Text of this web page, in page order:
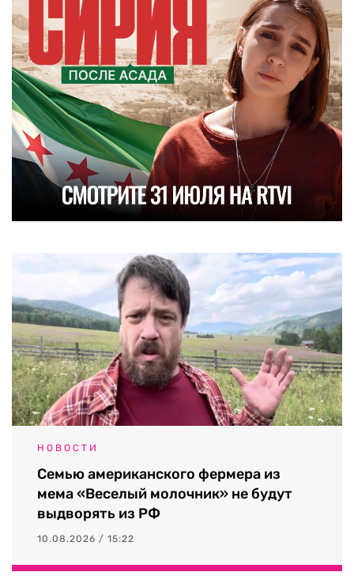
НОВОСТИ
Семью американского фермера из
мема «Веселый молочник» не будут
выдворять из РФ
10.08.2026 / 15:22